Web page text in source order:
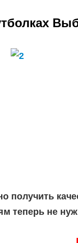
получить
теперь не